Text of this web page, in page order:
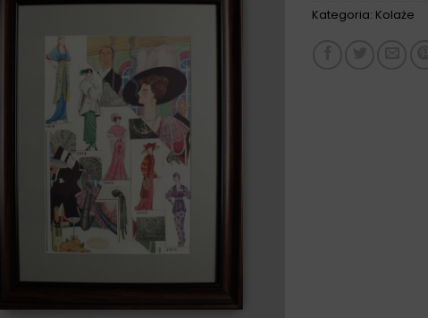
Kategoria: Kolaże